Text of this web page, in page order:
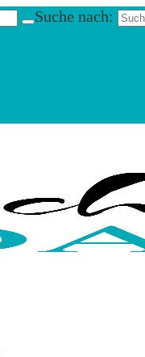
Suche nach: